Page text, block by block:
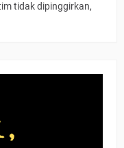
tidak dipinggirkan,